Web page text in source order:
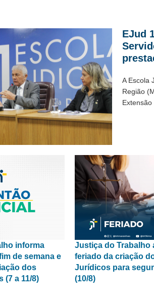
EJud
A Escola
Região
informa
de semana e
dos
(7 a 11/8)
Justiça do Trabalho
feriado da criação
Jurídicos para
(10/8)